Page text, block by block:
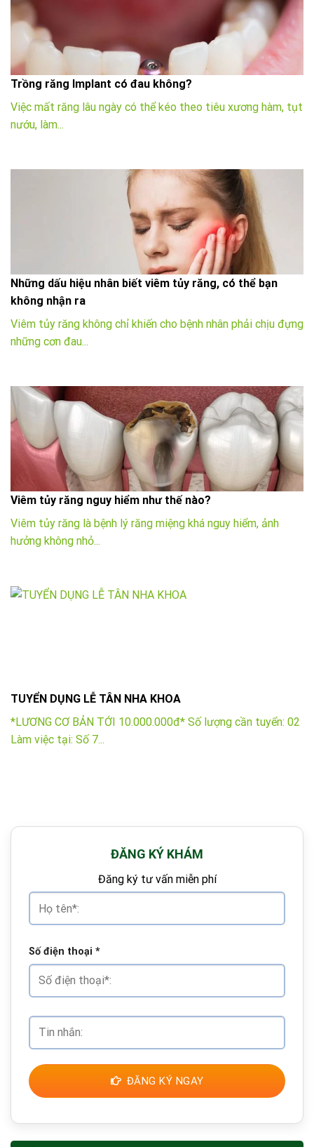
Trồng răng Implant có đau không?
Việc mất răng lâu ngày có thể kéo theo tiêu xương hàm, tụt
nướu, làm...
Những dấu hiệu nhân biết viêm tủy răng, có thể bạn
không nhận ra
Viêm tủy răng không chỉ khiến cho bệnh nhân phải chịu đựng
những cơn đau...
Viêm tủy răng nguy hiểm như thế nào?
Viêm tủy răng là bệnh lý răng miệng khá nguy hiểm, ảnh
hưởng không nhỏ...
TUYỂN DỤNG LỄ TÂN NHA KHOA
*LƯƠNG CƠ BẢN TỚI 10.000.000đ* Số lượng cần tuyển: 02
Làm việc tại: Số 7...
ĐĂNG KÝ KHÁM
Đăng ký tư vấn miễn phí
Số điện thoại *
ĐĂNG KÝ NGAY